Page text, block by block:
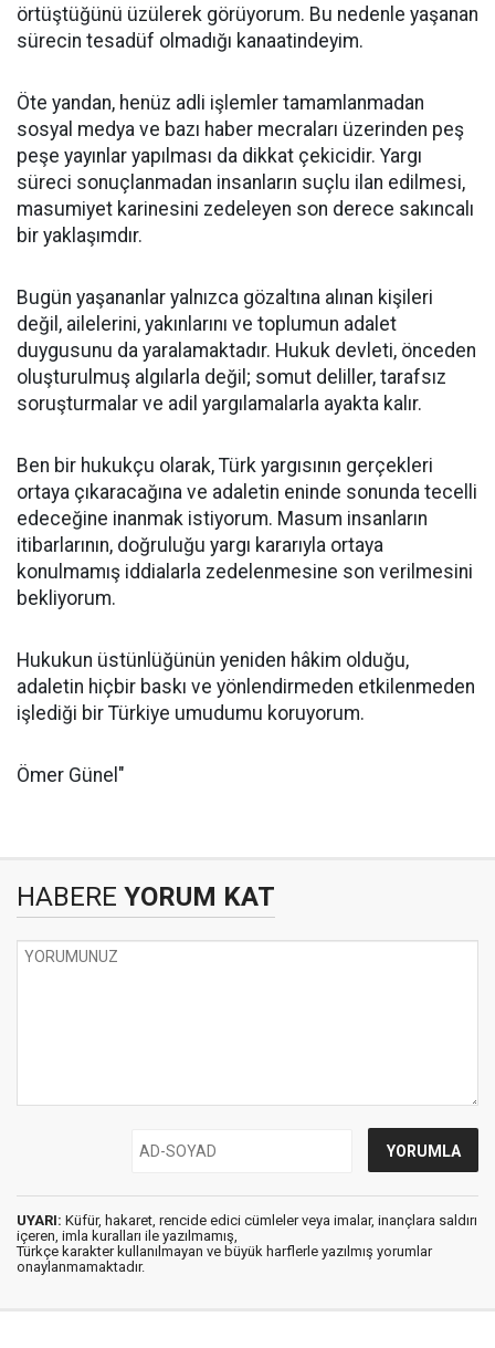
örtüştüğünü üzülerek görüyorum. Bu nedenle yaşanan
sürecin tesadüf olmadığı kanaatindeyim.
Öte yandan, henüz adli işlemler tamamlanmadan
sosyal medya ve bazı haber mecraları üzerinden peş
peşe yayınlar yapılması da dikkat çekicidir. Yargı
süreci sonuçlanmadan insanların suçlu ilan edilmesi,
masumiyet karinesini zedeleyen son derece sakıncalı
bir yaklaşımdır.
Bugün yaşananlar yalnızca gözaltına alınan kişileri
değil, ailelerini, yakınlarını ve toplumun adalet
duygusunu da yaralamaktadır. Hukuk devleti, önceden
oluşturulmuş algılarla değil; somut deliller, tarafsız
soruşturmalar ve adil yargılamalarla ayakta kalır.
Ben bir hukukçu olarak, Türk yargısının gerçekleri
ortaya çıkaracağına ve adaletin eninde sonunda tecelli
edeceğine inanmak istiyorum. Masum insanların
itibarlarının, doğruluğu yargı kararıyla ortaya
konulmamış iddialarla zedelenmesine son verilmesini
bekliyorum.
Hukukun üstünlüğünün yeniden hâkim olduğu,
adaletin hiçbir baskı ve yönlendirmeden etkilenmeden
işlediği bir Türkiye umudumu koruyorum.
Ömer Günel"
HABERE YORUM KAT
UYARI: Küfür, hakaret, rencide edici cümleler veya imalar, inançlara saldırı
içeren, imla kuralları ile yazılmamış,
Türkçe karakter kullanılmayan ve büyük harflerle yazılmış yorumlar
onaylanmamaktadır.